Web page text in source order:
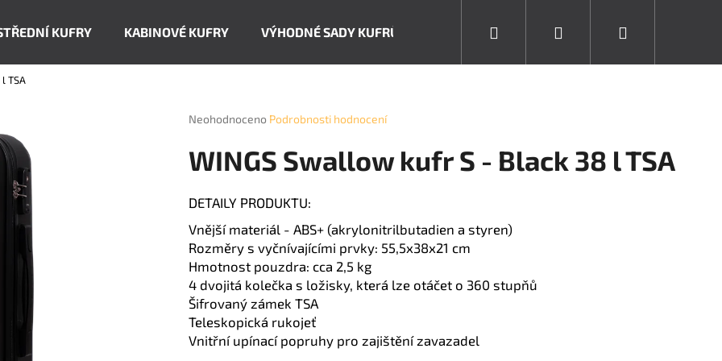
KUFRY KABINOVÉ KUFRY VÝHODNÉ SADY KUFRŮ DĚTSKÉ KUFRY KUFRY S TSA ZÁMKEM
Přihlášení
TSA
Průměrné
produktu
je
5
hvězdiček.
Neohodnoceno Podrobnosti hodnocení
WINGS Swallow kufr S - Black 38 l TSA
DETAILY PRODUKTU:
Vnější materiál - ABS+ (akrylonitrilbutadien a styren)
Rozměry s vyčnívajícími prvky: 55,5x38x21 cm
Hmotnost pouzdra: cca 2,5 kg
4 dvojitá kolečka s ložisky, která lze otáčet o 360 stupňů
Šifrovaný zámek TSA
Teleskopická rukojeť
Vnitřní upínací popruhy pro zajištění zavazadel
Co potřebujete najít?
HLEDAT